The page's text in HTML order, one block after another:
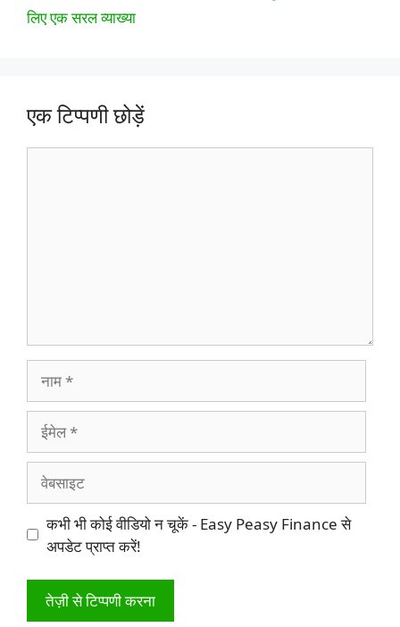
लिए एक सरल व्याख्या
एक टिप्पणी छोड़ें
ईमेल
वेबसाइट
कभी भी कोई वीडियो न चूकें - Easy Peasy Finance से
अपडेट प्राप्त करें!